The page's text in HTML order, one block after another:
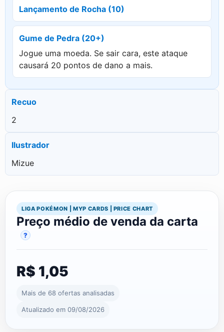
Lançamento de Rocha (10)
Gume de Pedra (20+)
Jogue uma moeda. Se sair cara, este ataque
causará 20 pontos de dano a mais.
Recuo
2
Ilustrador
Mizue
LIGA POKÉMON | MYP CARDS | PRICE CHART
Preço médio de venda da carta
?
R$ 1,05
Mais de 68 ofertas analisadas
Atualizado em 09/08/2026